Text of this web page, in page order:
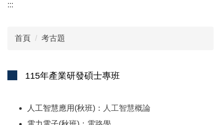
:::
首頁 考古題
115年產業研發碩士專班
人工智慧應用(秋班)：
人工智慧概論